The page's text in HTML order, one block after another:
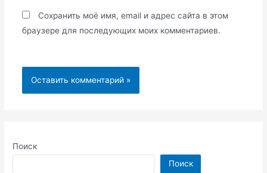
Поиск
Поиск
Сохранить моё имя, email и адрес сайта в этом
браузере для последующих моих комментариев.